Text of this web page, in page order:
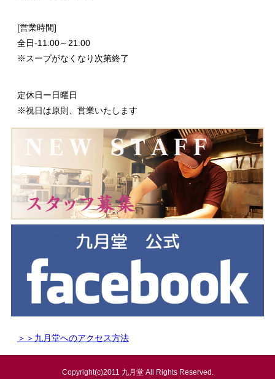
[営業時間]
全日-11:00～21:00
※スープがなくなり次第終了
定休日ー日曜日
※祝日は原則、営業いたします
＞＞九月堂へのアクセス方法
Copyright(c)2011 九月堂 All Rights Reserved.